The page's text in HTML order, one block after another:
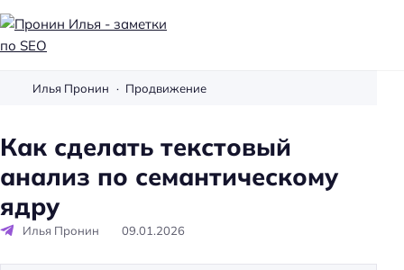
и
н
л
ь
я
Илья Пронин Продвижение
Как сделать текстовый
анализ по семантическому
ядру
Илья Пронин 09.01.2026